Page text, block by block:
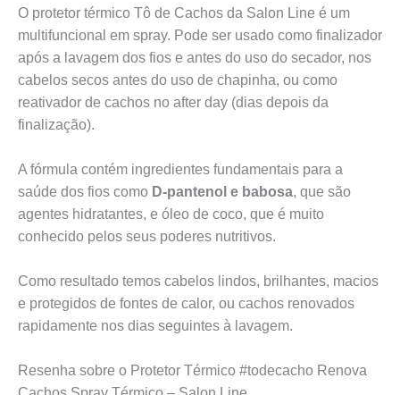
O protetor térmico Tô de Cachos da Salon Line é um
multifuncional em spray. Pode ser usado como finalizador
após a lavagem dos fios e antes do uso do secador, nos
cabelos secos antes do uso de chapinha, ou como
reativador de cachos no after day (dias depois da
finalização).
A fórmula contém ingredientes fundamentais para a
saúde dos fios como D-pantenol e babosa, que são
agentes hidratantes, e óleo de coco, que é muito
conhecido pelos seus poderes nutritivos.
Como resultado temos cabelos lindos, brilhantes, macios
e protegidos de fontes de calor, ou cachos renovados
rapidamente nos dias seguintes à lavagem.
Resenha sobre o Protetor Térmico #todecacho Renova